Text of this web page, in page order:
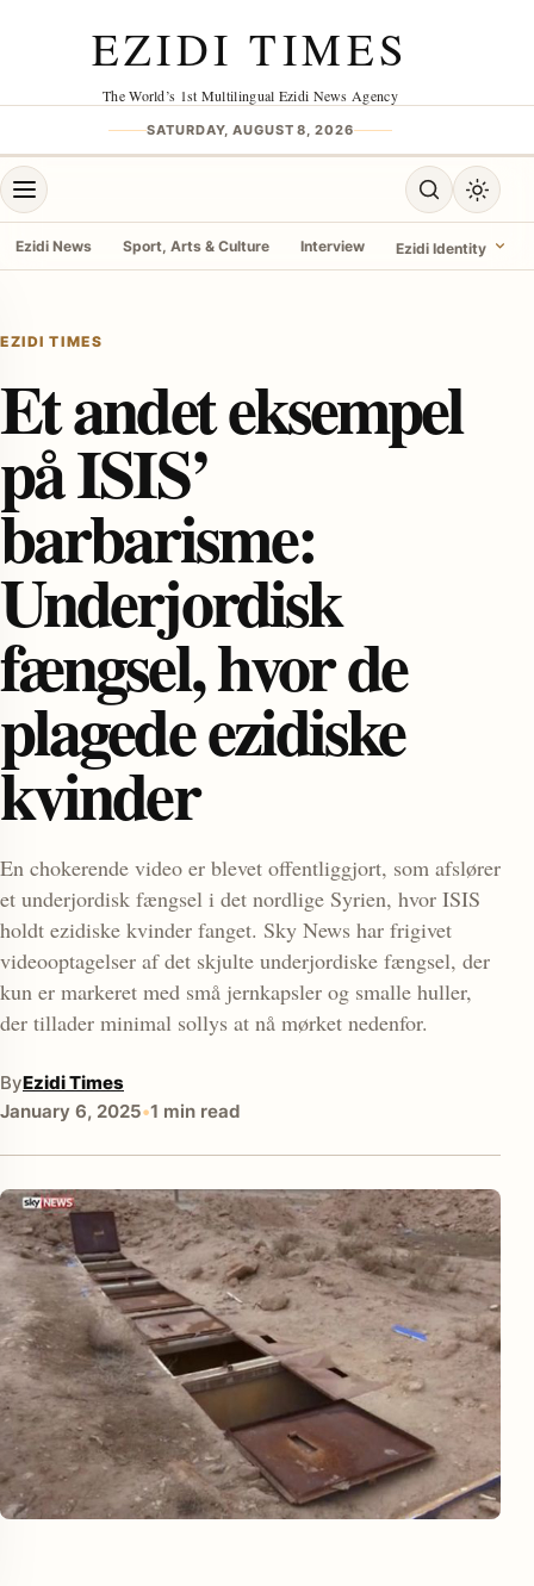
EZIDI TIMES
The World’s 1st Multilingual Ezidi News Agency
SATURDAY, AUGUST 8, 2026
Open menu Open search
Toggle
Ezidi News Sport, Arts & Culture Interview Ezidi Identity
EZIDI TIMES
Et andet eksempel
på ISIS’
barbarisme:
Underjordisk
fængsel, hvor de
plagede ezidiske
kvinder
En chokerende video er blevet offentliggjort, som afslører
et underjordisk fængsel i det nordlige Syrien, hvor ISIS
holdt ezidiske kvinder fanget. Sky News har frigivet
videooptagelser af det skjulte underjordiske fængsel, der
kun er markeret med små jernkapsler og smalle huller,
der tillader minimal sollys at nå mørket nedenfor.
ByEzidi Times
January 6, 2025•1 min read